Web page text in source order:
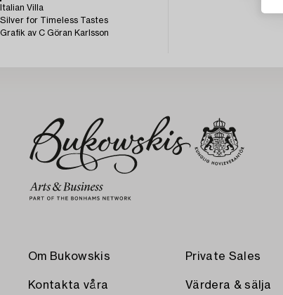
Italian Villa
Silver for Timeless Tastes
Grafik av C Göran Karlsson
Om Bukowskis
Kontakta våra
Private Sales
Värdera & sälja